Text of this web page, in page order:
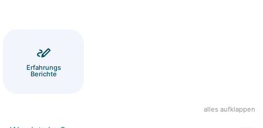
Erfahrungs
Berichte
alles aufklappen